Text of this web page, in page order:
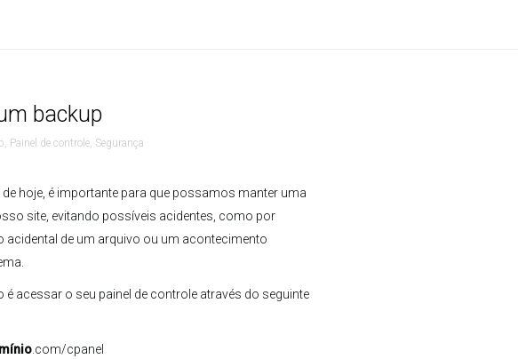
backup
, Painel de controle, Segurança
hoje, é importante para que possamos manter uma
site, evitando possíveis acidentes, como por
acidental de um arquivo ou um acontecimento
é acessar o seu painel de controle através do seguinte
.com/cpanel